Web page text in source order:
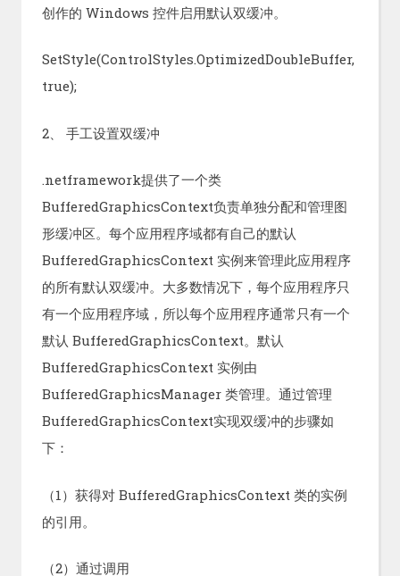
创作的 Windows 控件启用默认双缓冲。
SetStyle(ControlStyles.OptimizedDoubleBuffer,
true);
2、 手工设置双缓冲
.netframework提供了一个类
BufferedGraphicsContext负责单独分配和管理图
形缓冲区。每个应用程序域都有自己的默认
BufferedGraphicsContext 实例来管理此应用程序
的所有默认双缓冲。大多数情况下，每个应用程序只
有一个应用程序域，所以每个应用程序通常只有一个
默认 BufferedGraphicsContext。默认
BufferedGraphicsContext 实例由
BufferedGraphicsManager 类管理。通过管理
BufferedGraphicsContext实现双缓冲的步骤如
下：
（1）获得对 BufferedGraphicsContext 类的实例
的引用。
（2）通过调用